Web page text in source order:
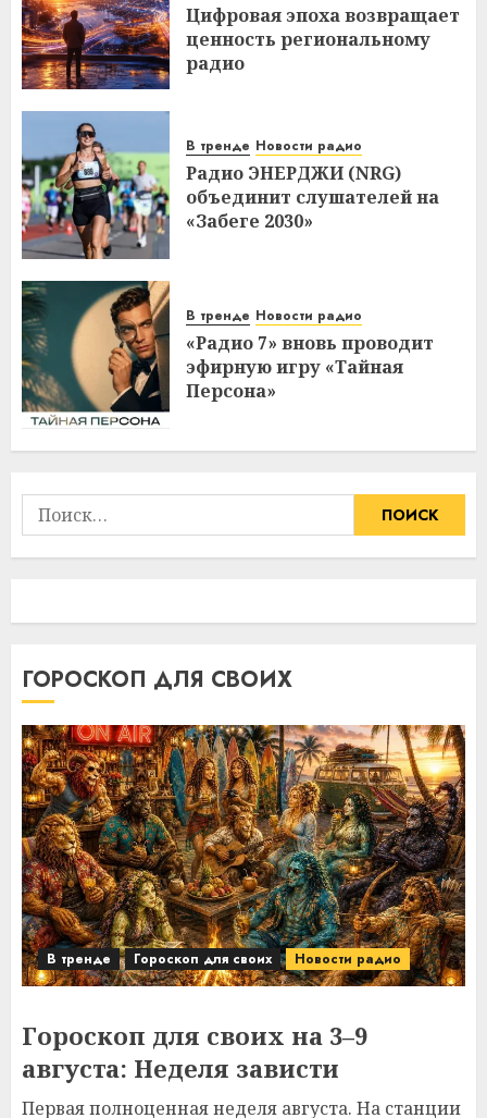
Цифровая эпоха возвращает
ценность региональному
радио
В тренде Новости радио
Радио ЭНЕРДЖИ (NRG)
объединит слушателей на
«Забеге 2030»
В тренде Новости радио
«Радио 7» вновь проводит
эфирную игру «Тайная
Персона»
Найти:
ГОРОСКОП ДЛЯ СВОИХ
В тренде Гороскоп для своих Новости радио
Гороскоп для своих на 3–9
августа: Неделя зависти
Первая полноценная неделя августа. На станции